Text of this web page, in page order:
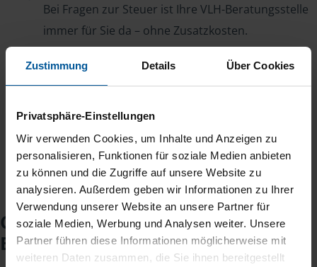
Zustimmung Details Über Cookies
Privatsphäre-Einstellungen
Wir verwenden Cookies, um Inhalte und Anzeigen zu
personalisieren, Funktionen für soziale Medien anbieten
zu können und die Zugriffe auf unsere Website zu
analysieren. Außerdem geben wir Informationen zu Ihrer
Verwendung unserer Website an unsere Partner für
soziale Medien, Werbung und Analysen weiter. Unsere
Partner führen diese Informationen möglicherweise mit
weiteren Daten zusammen, die Sie ihnen bereitgestellt
Bei Fragen zur Steuer ist Ihre VLH-Beratungsstelle
immer für Sie da – ohne Zusatzkosten.
Jahreseinnahmen richtet.
Checkliste für Ihr
Beratungsgespräch